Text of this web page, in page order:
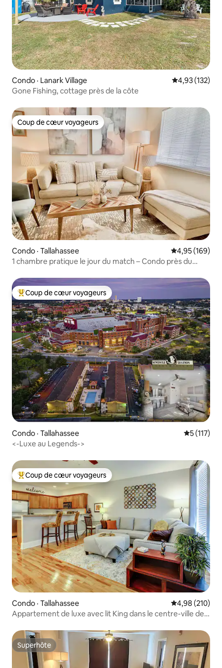
Condo · Lanark Village Note
4,93 (132)
Gone Fishing, cottage près de la côte
Coup de cœur voyageurs
Coup de cœur voyageurs
Condo · Tallahassee Note
4,95 (169)
1 chambre pratique le jour du match – Condo près du
Coup de cœur voyageurs parmi les plus aimés
Coup de cœur voyageurs
Condo · Tallahassee Note
5 (117)
<-Luxe au Legends->
Coup de cœur voyageurs parmi les plus aimés
Coup de cœur voyageurs
Condo · Tallahassee Note
4,98 (210)
Appartement de luxe avec lit King dans le centre-ville de
Superhôte
Superhôte